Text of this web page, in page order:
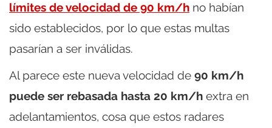
límites de velocidad de 90 km/h no habían
sido establecidos, por lo que estas multas
pasarían a ser inválidas.
Al parece este nueva velocidad de 90 km/h
puede ser rebasada hasta 20 km/h extra en
adelantamientos, cosa que estos radares